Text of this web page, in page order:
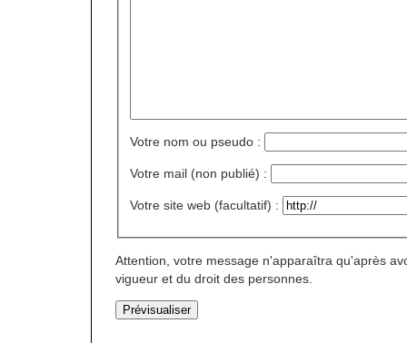
Votre nom ou pseudo :
Votre mail (non publié) :
Votre site web (facultatif) :
Attention, votre message n'apparaîtra qu'après
vigueur et du droit des personnes.